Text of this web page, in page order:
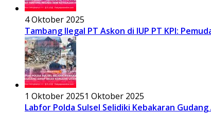
4 Oktober 2025
Tambang Ilegal PT Askon di IUP PT KPI:
1 Oktober 20251 Oktober 2025
Labfor Polda Sulsel Selidiki Kebakaran